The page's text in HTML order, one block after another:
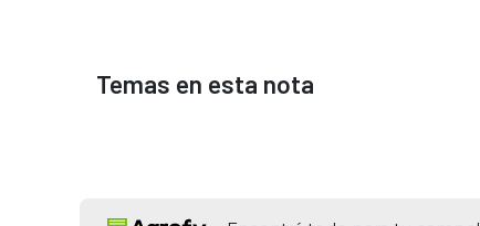
Temas en esta nota